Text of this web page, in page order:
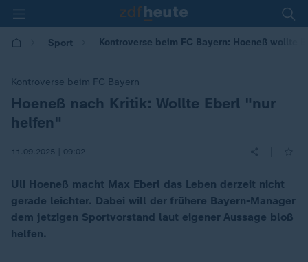
Sport Kontroverse beim FC Bayern: Hoeneß wollte
Kontroverse beim FC Bayern
:Hoeneß nach Kritik: Wollte Eberl "nur
helfen"
11.09.2025 | 09:02
Uli Hoeneß macht Max Eberl das Leben derzeit nicht
gerade leichter. Dabei will der frühere Bayern-Manager
dem jetzigen Sportvorstand laut eigener Aussage bloß
helfen.